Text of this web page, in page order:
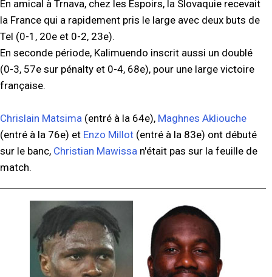
En amical à Trnava, chez les Espoirs, la Slovaquie recevait
la France qui a rapidement pris le large avec deux buts de
Tel (0-1, 20e et 0-2, 23e).
En seconde période, Kalimuendo inscrit aussi un doublé
(0-3, 57e sur pénalty et 0-4, 68e), pour une large victoire
française.
Chrislain Matsima (entré à la 64e), Maghnes Akliouche
(entré à la 76e) et Enzo Millot (entré à la 83e) ont débuté
sur le banc, Christian Mawissa n'était pas sur la feuille de
match.